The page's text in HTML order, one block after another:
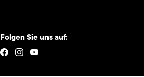
Folgen Sie uns auf: